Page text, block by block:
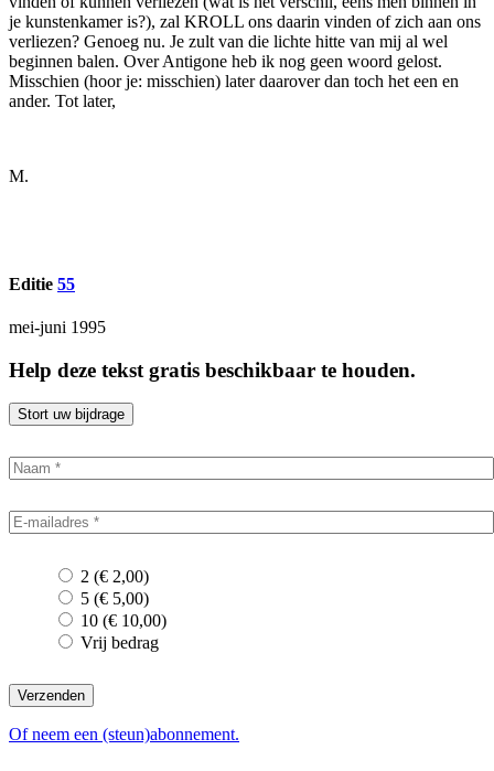
je kunstenkamer is?), zal KROLL ons daarin vinden of zich aan ons
verliezen? Genoeg nu. Je zult van die lichte hitte van mij al wel
beginnen balen. Over Antigone heb ik nog geen woord gelost.
Misschien (hoor je: misschien) later daarover dan toch het een en
ander. Tot later,
M.
Editie 55
mei-juni 1995
Help deze tekst gratis beschikbaar te houden.
Stort uw bijdrage
2 (€ 2,00)
5 (€ 5,00)
10 (€ 10,00)
Vrij bedrag
Verzenden
Of neem een (steun)abonnement.